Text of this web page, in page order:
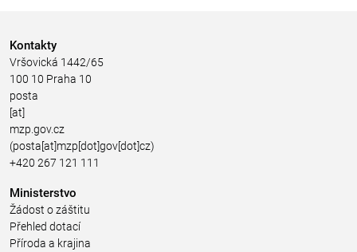
Kontakty
Vršovická 1442/65
100 10 Praha 10
posta
[at]
mzp.gov.cz
(posta[at]mzp[dot]gov[dot]cz)
+420 267 121 111
Ministerstvo
Žádost o záštitu
Přehled dotací
Příroda a krajina